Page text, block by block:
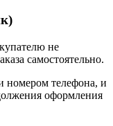
не
самостоятельно.
номером телефона, и
оформления